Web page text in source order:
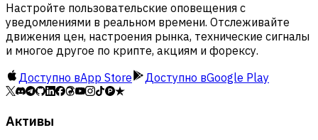
Настройте пользовательские оповещения с
уведомлениями в реальном времени. Отслеживайте
движения цен, настроения рынка, технические сигналы
и многое другое по крипте, акциям и форексу.
Доступно вApp Store Доступно вGoogle Play
Активы